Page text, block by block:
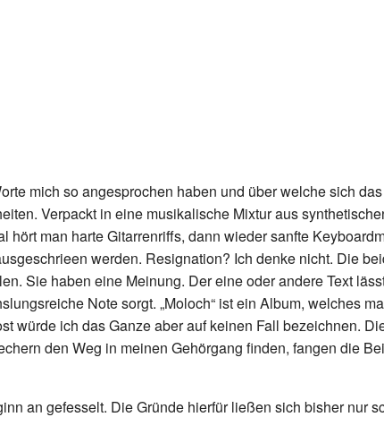
mich so angesprochen haben und über welche sich
Verpackt in eine musikalische Mixtur aus
man harte Gitarrenriffs, dann wieder sanfte
werden. Resignation? Ich denke nicht. Die
Sie haben eine Meinung. Der eine oder andere Text
Note sorgt. „Moloch“ ist ein Album, welches
würde ich das Ganze aber auf keinen Fall bezeichnen.
den Weg in meinen Gehörgang finden, fangen die
an gefesselt. Die Gründe hierfür ließen sich bisher nur